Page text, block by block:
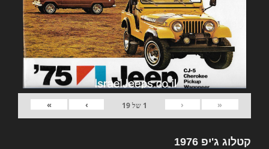
«
‹
1 של19
›
»
קטלוג ג'יפ 1976